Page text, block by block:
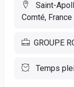
Saint-
Comté, France
GROUPE
Temps